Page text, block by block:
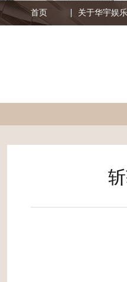
首页 关于华宇娱乐